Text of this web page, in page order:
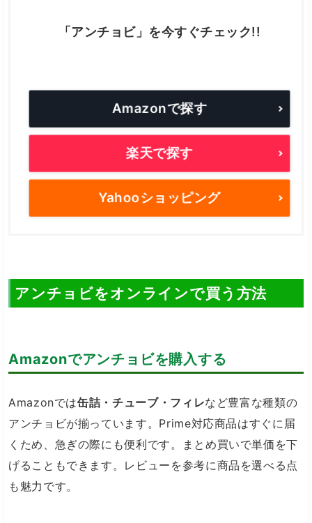
「アンチョビ」を今すぐチェック!!
Amazonで探す
楽天で探す
Yahooショッピング
アンチョビをオンラインで買う方法
Amazonでアンチョビを購入する
Amazonでは缶詰・チューブ・フィレなど豊富な種類の
アンチョビが揃っています。Prime対応商品はすぐに届
くため、急ぎの際にも便利です。まとめ買いで単価を下
げることもできます。レビューを参考に商品を選べる点
も魅力です。